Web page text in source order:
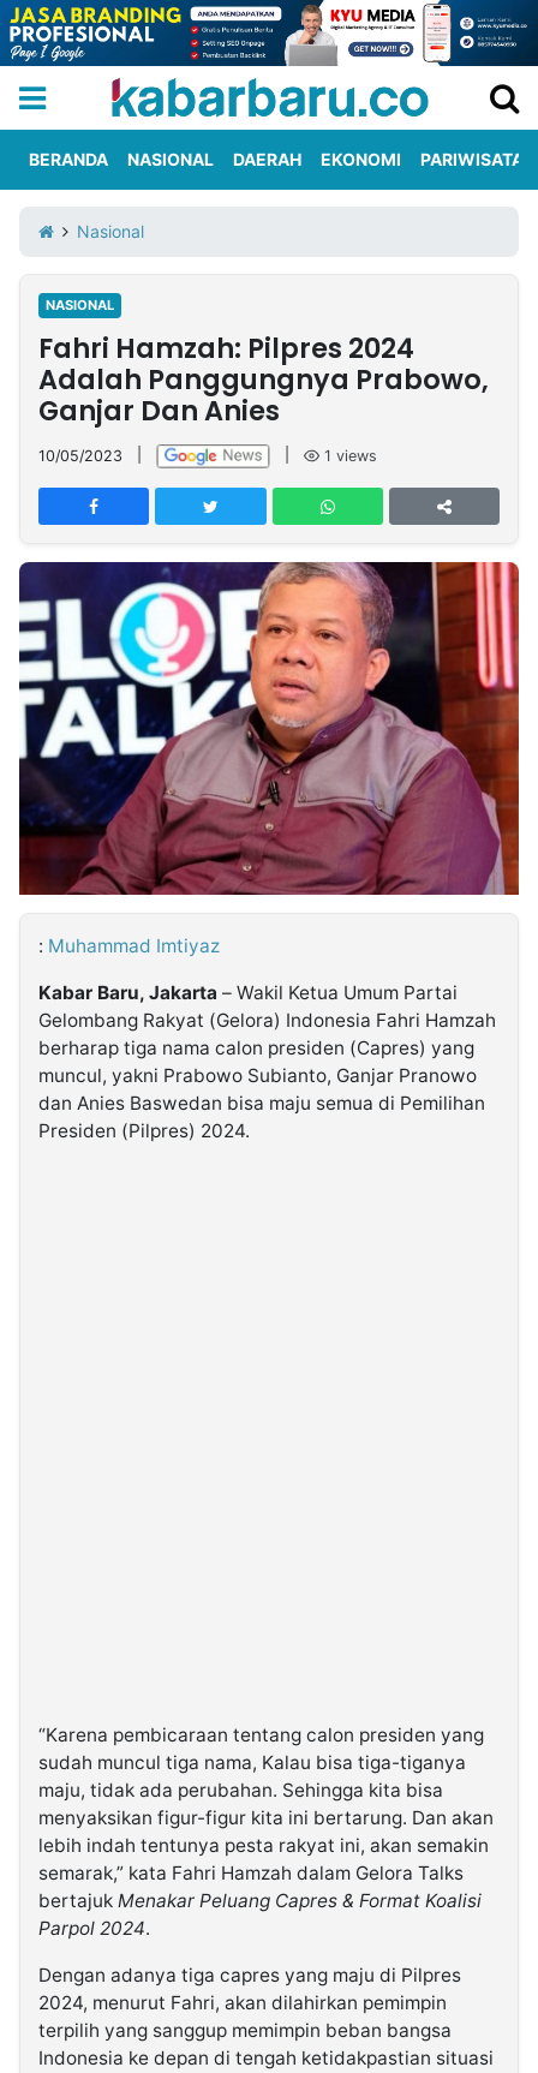
Iklan
Berita
Kami
Nasional
International
Olahraga
Entertainment
Daerah
Pariwisata
Kuliner
Kolom
Network
PT
TREETAN
INDONESIA
Partner
Insight
NTB
Suara
Time
Lens
IDN
Daily
Jogja
Jalan
Rakyat
Idealita
News
Kita
Notice
Dinamikapost.com
Radar
Baru
Seedbacklink
Kabarbaru
BERANDA NASIONAL DAERAH EKONOMI PARIWISATA
Nasional
NASIONAL
Fahri Hamzah: Pilpres 2024
Adalah Panggungnya Prabowo,
Ganjar Dan Anies
10/05/2023 1 views
: Muhammad Imtiyaz
Kabar Baru, Jakarta – Wakil Ketua Umum Partai
Gelombang Rakyat (Gelora) Indonesia Fahri Hamzah
berharap tiga nama calon presiden (Capres) yang
muncul, yakni Prabowo Subianto, Ganjar Pranowo
dan Anies Baswedan bisa maju semua di Pemilihan
Presiden (Pilpres) 2024.
“Karena pembicaraan tentang calon presiden yang
sudah muncul tiga nama, Kalau bisa tiga-tiganya
maju, tidak ada perubahan. Sehingga kita bisa
menyaksikan figur-figur kita ini bertarung. Dan akan
lebih indah tentunya pesta rakyat ini, akan semakin
semarak,” kata Fahri Hamzah dalam Gelora Talks
bertajuk Menakar Peluang Capres & Format Koalisi
Parpol 2024.
Dengan adanya tiga capres yang maju di Pilpres
2024, menurut Fahri, akan dilahirkan pemimpin
terpilih yang sanggup memimpin beban bangsa
Indonesia ke depan di tengah ketidakpastian situasi